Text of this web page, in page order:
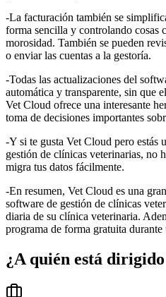
-La facturación también se
forma sencilla y controlando cosas
morosidad. También se pueden
o enviar las cuentas a la gestoría.
-Todas las actualizaciones del
automática y transparente, sin que
Vet Cloud ofrece una interesante
toma de decisiones importantes
-Y si te gusta Vet Cloud pero estás
gestión de clínicas veterinarias, no
migra tus datos fácilmente.
-En resumen, Vet Cloud es una
software de gestión de clínicas
diaria de su clínica veterinaria.
programa de forma gratuita
¿A quién está dirigido